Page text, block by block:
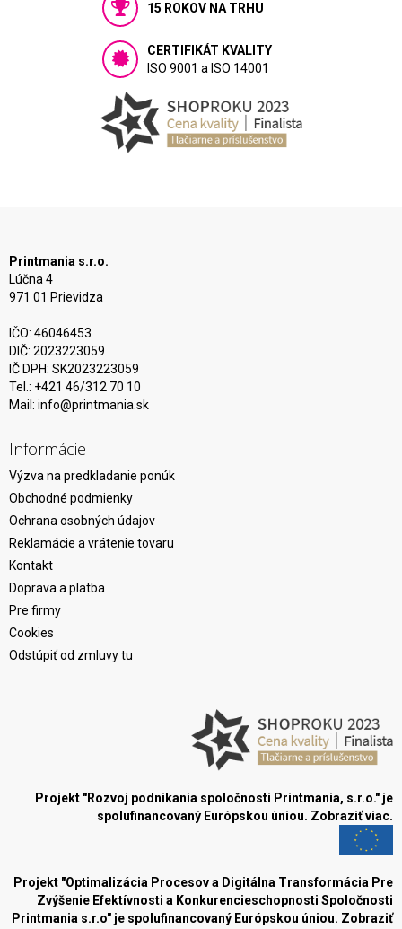
15 ROKOV NA TRHU
CERTIFIKÁT KVALITY
ISO 9001 a ISO 14001
Printmania s.r.o.
Lúčna 4
971 01 Prievidza
IČO: 46046453
DIČ: 2023223059
IČ DPH: SK2023223059
Tel.: +421 46/312 70 10
Mail: info@printmania.sk
Informácie
Výzva na predkladanie ponúk
Obchodné podmienky
Ochrana osobných údajov
Reklamácie a vrátenie tovaru
Kontakt
Doprava a platba
Pre firmy
Cookies
Odstúpiť od zmluvy tu
Projekt "Rozvoj podnikania spoločnosti Printmania, s.r.o." je
spolufinancovaný Európskou úniou. Zobraziť viac.
Projekt "Optimalizácia Procesov a Digitálna Transformácia Pre
Zvýšenie Efektívnosti a Konkurencieschopnosti Spoločnosti
Printmania s.r.o" je spolufinancovaný Európskou úniou. Zobraziť